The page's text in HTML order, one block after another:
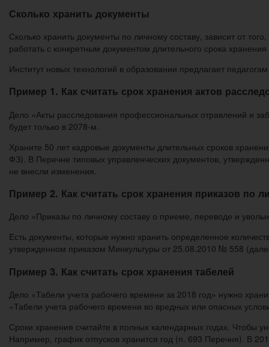
Сколько хранить документы
Сколько хранить документы по личному составу, зависит от
работать с конкретным документом длительного срока
Институт новых технологий в образовании предлагает
Пример 1. Как считать срок хранения актов
Дело «Акты расследования профессиональных отравлений и
будет только в 2078-м.
Храните 50 лет кадровые документы длительных сроков
ФЗ). В Перечне типовых управленческих документов,
не внесли изменения.
Пример 2. Как считать срок хранения приказов по
Дело «Приказы по личному составу о приеме, переводе и
Есть документы, которые нужно хранить определенное
утвержденном приказом Минкультуры от 25.08.2010 № 558
Пример 3. Как считать срок хранения табелей
Дело «Табели учета рабочего времени за 2018 год» нужно
«Табели учета рабочего времени во вредных или опасных
Сроки хранения считайте в полных календарных годах. Чтобы
Например, график отпусков хранится год (п. 693 Перечня). В